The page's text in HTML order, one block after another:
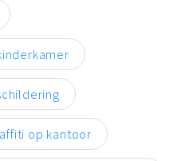
op kantoor